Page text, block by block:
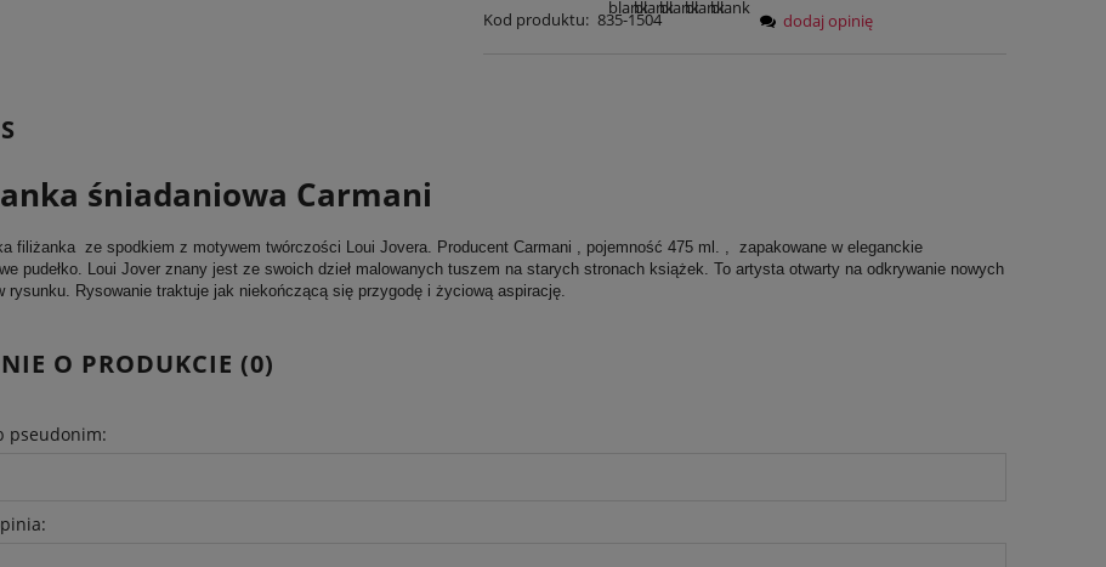
Kod produktu: 835-1504
dodaj opinię
śniadaniowa Carmani
filiżanka ze spodkiem z motywem twórczości Loui Jovera. Producent Carmani , pojemność 475 ml. , zapakowane w eleganckie
pudełko. Loui Jover znany jest ze swoich dzieł malowanych tuszem na starych stronach książek. To artysta otwarty na odkrywanie nowych
rysunku. Rysowanie traktuje jak niekończącą się przygodę i życiową aspirację.
O PRODUKCIE (0)
pseudonim: